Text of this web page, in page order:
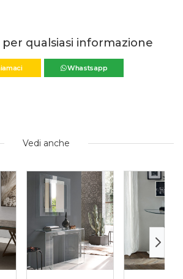
qualsiasi informazione
Whastsapp
Vedi anche